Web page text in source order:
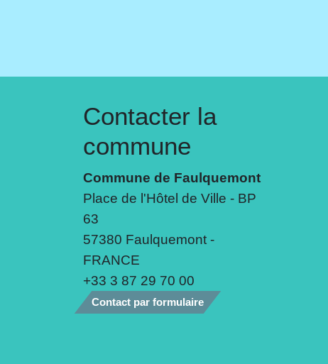
Contacter la
commune
Commune de Faulquemont
Place de l'Hôtel de Ville - BP
63
57380 Faulquemont -
FRANCE
+33 3 87 29 70 00
Contact par formulaire